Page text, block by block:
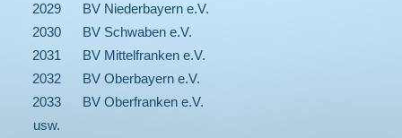
2029
BV Niederbayern e.V.
2030
BV Schwaben e.V.
2031
BV Mittelfranken e.V.
2032
BV Oberbayern e.V.
2033
BV Oberfranken e.V.
usw.